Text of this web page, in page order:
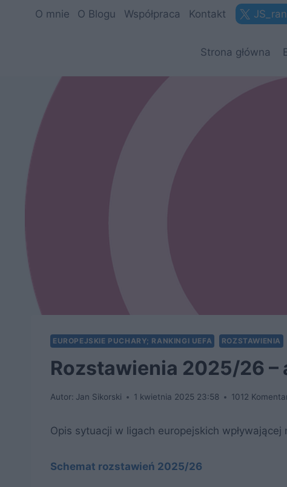
O mnie O Blogu Współpraca Kontakt
Strona główna
EUROPEJSKIE PUCHARY; RANKINGI UEFA ROZSTAWIENIA
Rozstawienia 2025/26 –
Autor: Jan Sikorski 1 kwietnia 2025 23:58 1012
Opis sytuacji w ligach europejskich
Schemat rozstawień 2025/26